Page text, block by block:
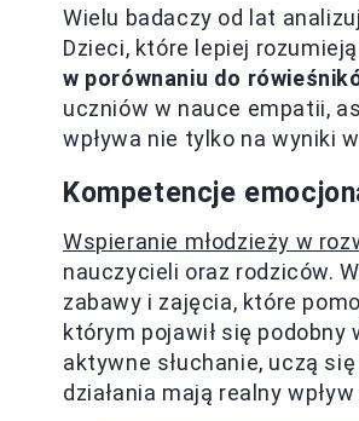
Wielu badaczy od lat
Dzieci, które lepiej
w porównaniu do
uczniów w nauce empatii,
wpływa nie tylko na wyniki
Kompetencje
Wspieranie młodzieży w
nauczycieli oraz rodziców.
zabawy i zajęcia, które
którym pojawił się
aktywne słuchanie, uczą
działania mają realny